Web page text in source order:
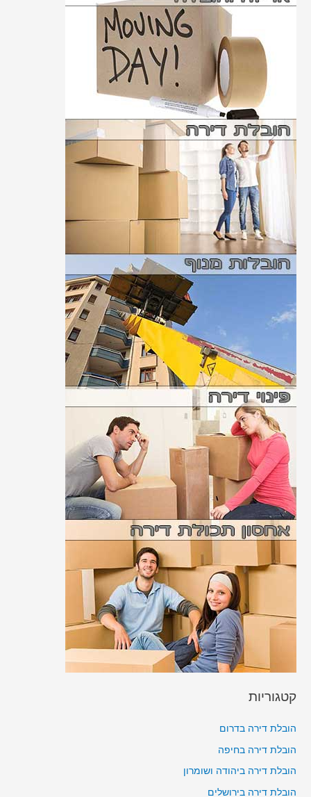
קטגוריות
הובלת דירה בדרום
הובלת דירה בחיפה
הובלת דירה ביהודה ושומרון
הובלת דירה בירושלים